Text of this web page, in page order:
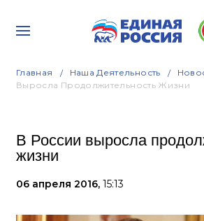
Главная Наша Деятельность
Выросла Продолжительность Жизни
В России выросла
жизни
06 апреля 2016, 15:13